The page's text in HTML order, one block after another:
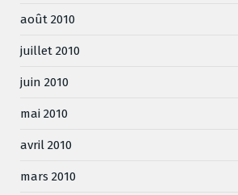
août 2010
juillet 2010
juin 2010
mai 2010
avril 2010
mars 2010